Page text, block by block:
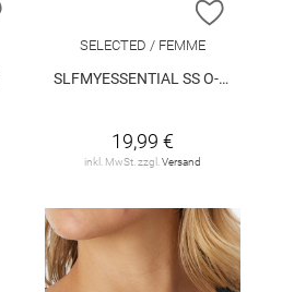
ZUR WUNSCHLISTE HINZUFÜGEN
ZUR
SELECTED / FEMME
SLFMYESSENTIAL SS O-NECK TEE NOOS
19,99 €
inkl. MwSt. zzgl. Versand